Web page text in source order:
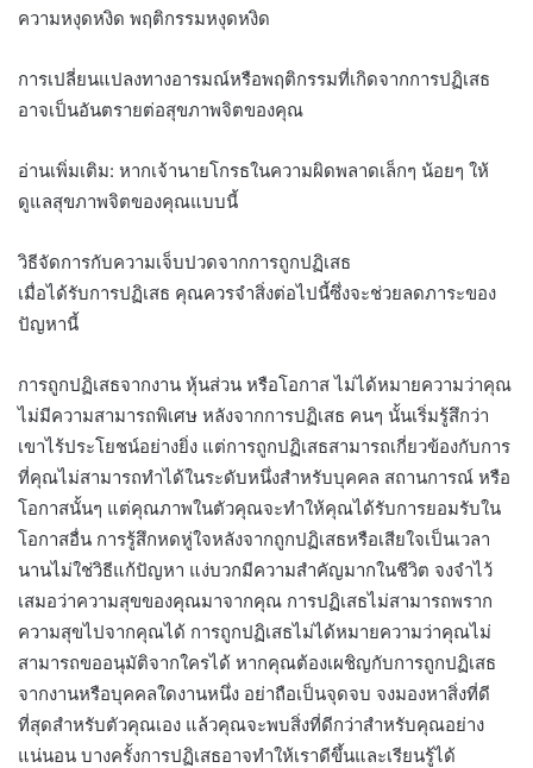
ความหงุดหงิด พฤติกรรมหงุดหงิด
การเปลี่ยนแปลงทางอารมณ์หรือพฤติกรรมที่เกิดจากการปฏิเสธ
อาจเป็นอันตรายต่อสุขภาพจิตของคุณ
อ่านเพิ่มเติม: หากเจ้านายโกรธในความผิดพลาดเล็กๆ น้อยๆ ให้
ดูแลสุขภาพจิตของคุณแบบนี้
วิธีจัดการกับความเจ็บปวดจากการถูกปฏิเสธ
เมื่อได้รับการปฏิเสธ คุณควรจำสิ่งต่อไปนี้ซึ่งจะช่วยลดภาระของ
ปัญหานี้
การถูกปฏิเสธจากงาน หุ้นส่วน หรือโอกาส ไม่ได้หมายความว่าคุณ
ไม่มีความสามารถพิเศษ หลังจากการปฏิเสธ คนๆ นั้นเริ่มรู้สึกว่า
เขาไร้ประโยชน์อย่างยิ่ง แต่การถูกปฏิเสธสามารถเกี่ยวข้องกับการ
ที่คุณไม่สามารถทำได้ในระดับหนึ่งสำหรับบุคคล สถานการณ์ หรือ
โอกาสนั้นๆ แต่คุณภาพในตัวคุณจะทำให้คุณได้รับการยอมรับใน
โอกาสอื่น การรู้สึกหดหู่ใจหลังจากถูกปฏิเสธหรือเสียใจเป็นเวลา
นานไม่ใช่วิธีแก้ปัญหา แง่บวกมีความสำคัญมากในชีวิต จงจำไว้
เสมอว่าความสุขของคุณมาจากคุณ การปฏิเสธไม่สามารถพราก
ความสุขไปจากคุณได้ การถูกปฏิเสธไม่ได้หมายความว่าคุณไม่
สามารถขออนุมัติจากใครได้ หากคุณต้องเผชิญกับการถูกปฏิเสธ
จากงานหรือบุคคลใดงานหนึ่ง อย่าถือเป็นจุดจบ จงมองหาสิ่งที่ดี
ที่สุดสำหรับตัวคุณเอง แล้วคุณจะพบสิ่งที่ดีกว่าสำหรับคุณอย่าง
แน่นอน บางครั้งการปฏิเสธอาจทำให้เราดีขึ้นและเรียนรู้ได้